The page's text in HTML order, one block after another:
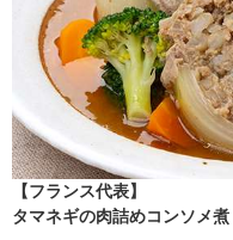
【フランス代表】
タマネギの肉詰めコンソメ煮